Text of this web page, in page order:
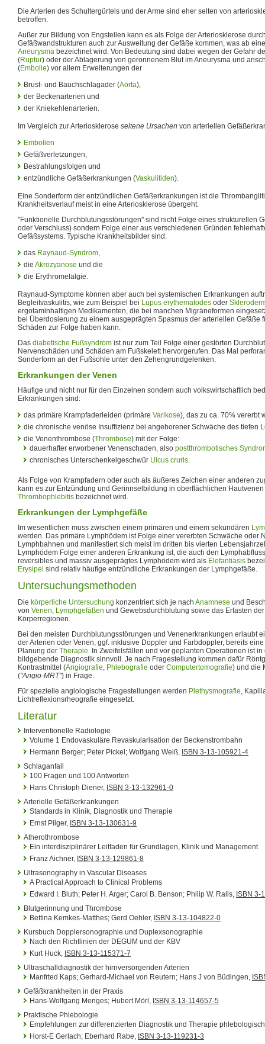
Die Arterien des Schultergürtels und der Arme sind eher selten von
betroffen.
Außer zur Bildung von Engstellen kann es als Folge der Arteriosklerose
Gefäßwandstrukturen auch zur Ausweitung der Gefäße kommen, was ab
Aneurysma bezeichnet wird. Von Bedeutung sind dabei wegen der Gefahr
(Ruptur) oder der Ablagerung von geronnenem Blut im Aneurysma und
(Embolie) vor allem Erweiterungen der
Brust- und Bauchschlagader (Aorta),
der Beckenarterien und
der Kniekehlenarterien.
Im Vergleich zur Arteriosklerose seltene Ursachen von arteriellen
Embolien
Gefäßverletzungen,
Bestrahlungsfolgen und
entzündliche Gefäßerkrankungen (Vaskulitiden).
Eine Sonderform der entzündlichen Gefäßerkrankungen ist die
Krankheitsverlauf meist in eine Arteriosklerose übergeht.
"Funktionelle Durchblutungsstörungen" sind nicht Folge eines strukturellen
oder Verschluss) sondern Folge einer aus verschiedenen Gründen
Gefäßsystems. Typische Krankheitsbilder sind:
das Raynaud-Syndrom,
die Akrozyanose und die
die Erythromelalgie.
Raynaud-Symptome können aber auch bei systemischen Erkrankungen
Begleitvaskulitis, wie zum Beispiel bei Lupus erythematodes oder
ergotaminhaltigen Medikamenten, die bei manchen Migräneformen
bei Überdosierung zu einem ausgeprägten Spasmus der arteriellen Gefäße
Schäden zur Folge haben kann.
Das diabetische Fußsyndrom ist nur zum Teil Folge einer gestörten
Nervenschäden und Schäden am Fußskelett hervorgerufen. Das Mal
Sonderform an der Fußsohle unter den Zehengrundgelenken.
Erkrankungen der Venen
Häufige und nicht nur für den Einzelnen sondern auch volkswirtschaftlich
Erkrankungen sind:
das primäre Krampfaderleiden (primäre Varikose), das zu ca. 70% vererbt
die chronische venöse Insuffizienz bei angeborener Schwäche des tiefen
die Venenthrombose (Thrombose) mit der Folge:
dauerhafter erworbener Venenschaden, also postthrombotisches
chronisches Unterschenkelgeschwür Ulcus cruris.
Als Folge von Krampfadern oder auch als äußeres Zeichen einer anderen
kann es zur Entzündung und Gerinnselbildung in oberflächlichen
Thrombophlebitis bezeichnet wird.
Erkrankungen der Lymphgefäße
Im wesentlichen muss zwischen einem primären und einem sekundären
werden. Das primäre Lymphödem ist Folge einer vererbten Schwäche oder
Lymphbahnen und manifestiert sich meist im dritten bis vierten
Lymphödem Folge einer anderen Erkrankung ist, die auch den
reversibles und massiv ausgeprägtes Lymphödem wird als Elefantiasis
Erysipel sind relativ häufige entzündliche Erkrankungen der Lymphgefäße.
Untersuchungsmethoden
Die körperliche Untersuchung konzentriert sich je nach Anamnese und
von Venen, Lymphgefäßen und Gewebsdurchblutung sowie das Ertasten
Körperregionen.
Bei den meisten Durchblutungsstörungen und Venenerkrankungen erlaubt
der Arterien oder Venen, ggf. inklusive Doppler und Farbdoppler, bereits
Planung der Therapie. In Zweifelsfällen und vor geplanten Operationen ist
bildgebende Diagnostik sinnvoll. Je nach Fragestellung kommen dafür
Kontrastmittel (Angiografie, Phlebografie oder Computertomografie) und die
("Angio-MRT") in Frage.
Für spezielle angiologische Fragestellungen werden Plethysmografie,
Lichtreflexionsrheografie eingesetzt.
Literatur
Interventionelle Radiologie
Volume 1 Endovaskuläre Revaskularisation der Beckenstrombahn
Hermann Berger; Peter Pickel; Wolfgang Weiß, ISBN 3-13-105921-4
Schlaganfall
100 Fragen und 100 Antworten
Hans Christoph Diener, ISBN 3-13-132961-0
Arterielle Gefäßerkrankungen
Standards in Klinik, Diagnostik und Therapie
Ernst Pilger, ISBN 3-13-130631-9
Atherothrombose
Ein interdisziplinärer Leitfaden für Grundlagen, Klinik und Management
Franz Aichner, ISBN 3-13-129861-8
Ultrasonography in Vascular Diseases
A Practical Approach to Clinical Problems
Edward I. Bluth; Peter H. Arger; Carol B. Benson; Philip W. Ralls, ISBN 3-
Blutgerinnung und Thrombose
Bettina Kemkes-Matthes; Gerd Oehler, ISBN 3-13-104822-0
Kursbuch Dopplersonographie und Duplexsonographie
Nach den Richtlinien der DEGUM und der KBV
Kurt Huck, ISBN 3-13-115371-7
Ultraschalldiagnostik der hirnversorgenden Arterien
Manfrted Kaps; Gerhard-Michael von Reutern; Hans J von Büdingen,
Gefäßkrankheiten in der Praxis
Hans-Wolfgang Menges; Hubert Mörl, ISBN 3-13-114657-5
Praktische Phlebologie
Empfehlungen zur differenzierten Diagnostik und Therapie
Horst-E Gerlach; Eberhard Rabe, ISBN 3-13-119231-3